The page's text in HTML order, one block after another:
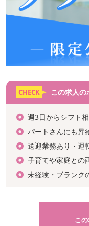
CHECK この求人の
週3日からシフト
パートさんにも昇
送迎業務あり・
子育てや家庭との
未経験・ブランク
こ